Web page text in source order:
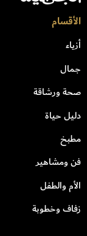
الأقسام
أزياء
جمال
صحة ورشاقة
دليل حياة
مطبخ
فن ومشاهير
الأم والطفل
زفاف وخطوبة